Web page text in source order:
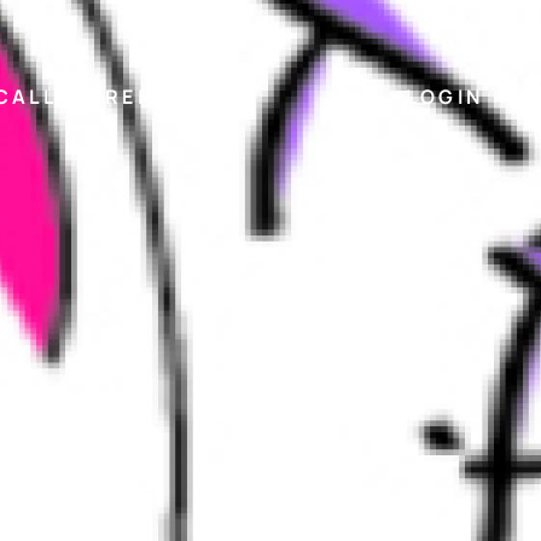
EINREICHEN LOGIN